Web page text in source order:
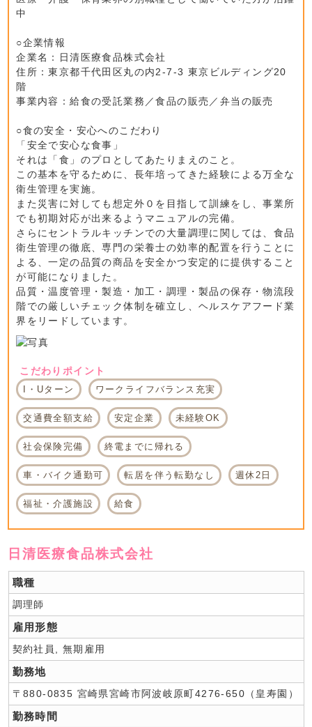
中
○企業情報
企業名：日清医療食品株式会社
住所：東京都千代田区丸の内2-7-3 東京ビルディング20
階
事業内容：給食の受託業務／食品の販売／弁当の販売
○食の安全・安心へのこだわり
「安全で安心な食事」
それは「食」のプロとしてあたりまえのこと。
この基本を守るために、長年培ってきた経験による万全な
衛生管理を実施。
また災害に対しても想定外０を目指して訓練をし、事業所
でも初期対応が出来るようマニュアルの完備。
さらにセントラルキッチンでの大量調理に関しては、食品
衛生管理の徹底、専門の栄養士の効率的配置を行うことに
よる、一定の品質の商品を安全かつ安定的に提供すること
が可能になりました。
品質・温度管理・製造・加工・調理・製品の保存・物流段
階での厳しいチェック体制を確立し、ヘルスケアフード業
界をリードしています。
こだわりポイント
I・Uターン ワークライフバランス充実
交通費全額支給 安定企業 未経験OK
社会保険完備 終電までに帰れる
車・バイク通勤可 転居を伴う転勤なし 週休2日
福祉・介護施設 給食
日清医療食品株式会社
職種
調理師
雇用形態
契約社員, 無期雇用
勤務地
〒880-0835 宮崎県宮崎市阿波岐原町4276-650（皇寿園）
勤務時間